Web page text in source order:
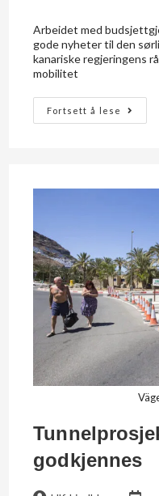
Arbeidet med
gode nyheter til den
kanariske regjeringens
mobilitet
Fortsett å lese
godkjennes